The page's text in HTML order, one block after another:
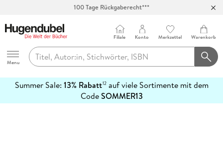
100 Tage Rückgaberecht***
Hugendubel
Menu
Filiale Konto Merkzettel Warenkorb
Summer Sale: 13% Rabatt12auf viele Sortimente mit dem
CodeSOMMER13
erfahren